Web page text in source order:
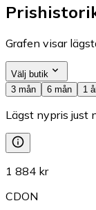
Grafen visar
Välj butik
3 mån
6 mån 1
Lägst nypris just
1 884 kr
CDON